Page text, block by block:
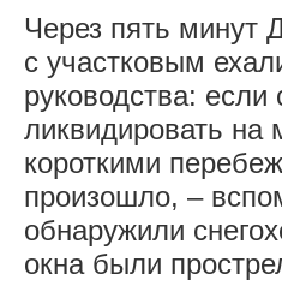
Через пять минут
с участковым
руководства: если
ликвидировать
короткими
произошло, –
обнаружили
окна были